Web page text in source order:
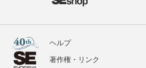
ヘルプ
著作権・リンク